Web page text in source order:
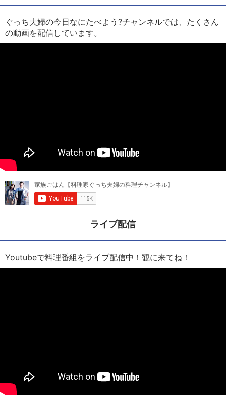
ぐっち夫婦の今日なにたべよう?チャンネルでは、たくさん
の動画を配信しています。
ライブ配信
Youtubeで料理番組をライブ配信中！観に来てね！